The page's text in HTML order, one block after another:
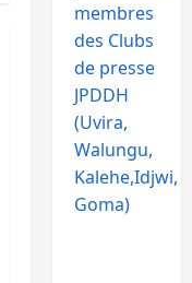
membres
des Clubs
de presse
JPDDH
(Uvira,
Walungu,
Kalehe,Idjwi,
Goma)